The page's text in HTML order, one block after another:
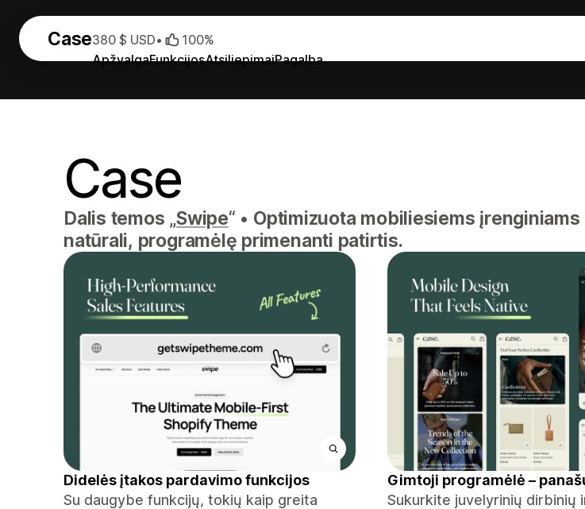
Case
ApžvalgaFunkcijosAtsiliepimaiPagalba
380 $ USD• 100%
Case
Dalis temos „Swipe“ • Optimizuota mobiliesiems
natūrali, programėlę primenanti patirtis.
Didelės įtakos pardavimo funkcijos
Su daugybe funkcijų, tokių kaip greita
Gimtoji programėlė –
Sukurkite juvelyrinių dirbinių